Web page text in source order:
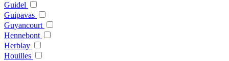
Guidel
Guipavas
Guyancourt
Hennebont
Herblay
Houilles